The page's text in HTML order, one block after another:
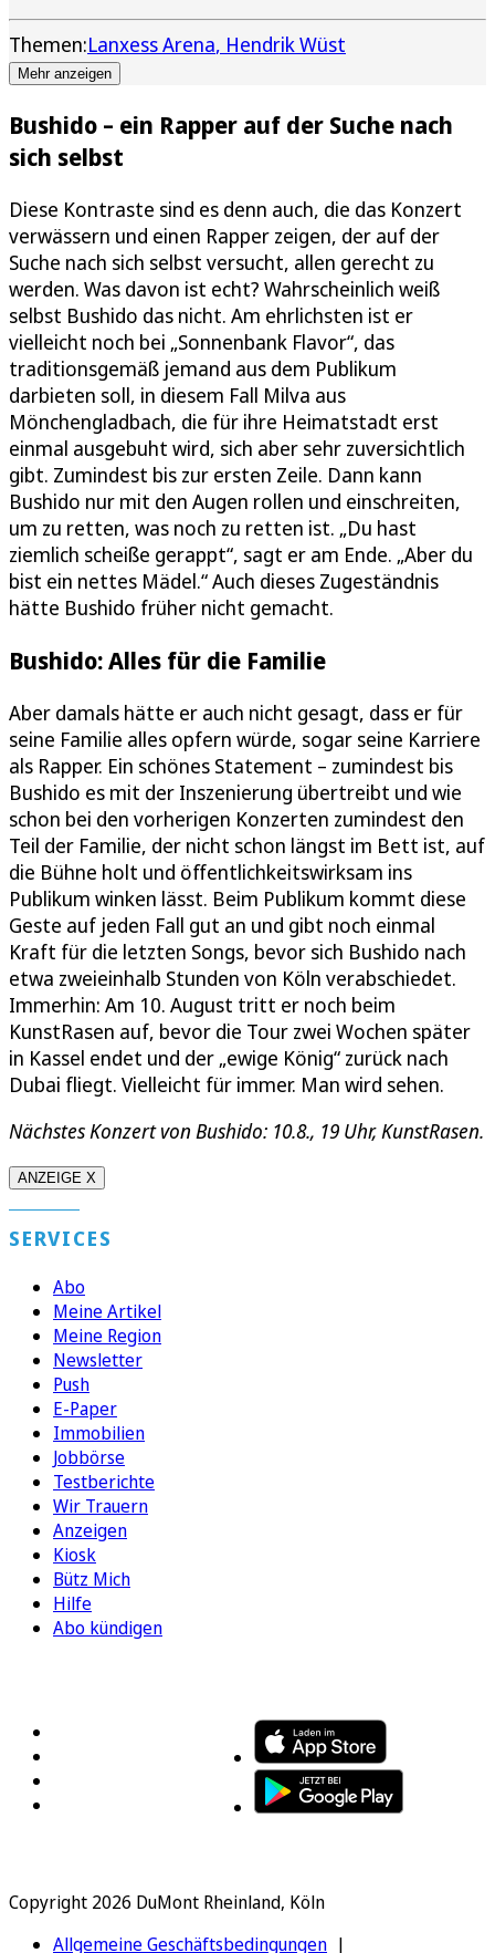
Themen:Lanxess Arena Hendrik Wüst
Mehr anzeigen
Bushido – ein Rapper auf der Suche nach
sich selbst
Diese Kontraste sind es denn auch, die das Konzert
verwässern und einen Rapper zeigen, der auf der
Suche nach sich selbst versucht, allen gerecht zu
werden. Was davon ist echt? Wahrscheinlich weiß
selbst Bushido das nicht. Am ehrlichsten ist er
vielleicht noch bei „Sonnenbank Flavor“, das
traditionsgemäß jemand aus dem Publikum
darbieten soll, in diesem Fall Milva aus
Mönchengladbach, die für ihre Heimatstadt erst
einmal ausgebuht wird, sich aber sehr zuversichtlich
gibt. Zumindest bis zur ersten Zeile. Dann kann
Bushido nur mit den Augen rollen und einschreiten,
um zu retten, was noch zu retten ist. „Du hast
ziemlich scheiße gerappt“, sagt er am Ende. „Aber du
bist ein nettes Mädel.“ Auch dieses Zugeständnis
hätte Bushido früher nicht gemacht.
Bushido: Alles für die Familie
Aber damals hätte er auch nicht gesagt, dass er für
seine Familie alles opfern würde, sogar seine Karriere
als Rapper. Ein schönes Statement – zumindest bis
Bushido es mit der Inszenierung übertreibt und wie
schon bei den vorherigen Konzerten zumindest den
Teil der Familie, der nicht schon längst im Bett ist, auf
die Bühne holt und öffentlichkeitswirksam ins
Publikum winken lässt. Beim Publikum kommt diese
Geste auf jeden Fall gut an und gibt noch einmal
Kraft für die letzten Songs, bevor sich Bushido nach
etwa zweieinhalb Stunden von Köln verabschiedet.
Immerhin: Am 10. August tritt er noch beim
KunstRasen auf, bevor die Tour zwei Wochen später
in Kassel endet und der „ewige König“ zurück nach
Dubai fliegt. Vielleicht für immer. Man wird sehen.
Nächstes Konzert von Bushido: 10.8., 19 Uhr, KunstRasen.
ANZEIGE X
SERVICES
Abo
Meine Artikel
Meine Region
Newsletter
Push
E-Paper
Immobilien
Jobbörse
Testberichte
Wir Trauern
Anzeigen
Kiosk
Bütz Mich
Hilfe
Abo kündigen
Copyright 2026 DuMont Rheinland, Köln
Allgemeine Geschäftsbedingungen